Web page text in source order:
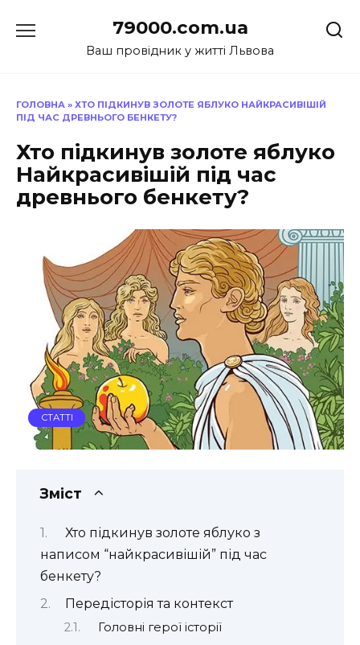
до
79000.com.ua
Ваш провідник у житті Львова
ГОЛОВНА » ХТО ПІДКИНУВ ЗОЛОТЕ ЯБЛУКО НАЙКРАСИВІШІЙ
ПІД ЧАС ДРЕВНЬОГО БЕНКЕТУ?
Хто підкинув золоте яблуко
Найкрасивішій під час
древнього бенкету?
СТАТТІ
Зміст
Хто підкинув золоте яблуко з
написом “найкрасивішій” під час
бенкету?
Передісторія та контекст
Головні герої історії